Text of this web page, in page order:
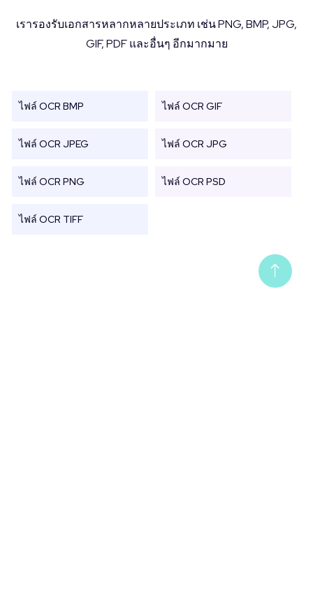
เรารองรับเอกสารหลากหลายประเภท เช่น PNG, BMP, JPG,
GIF, PDF และอื่นๆ อีกมากมาย
ไฟล์ OCR BMP ไฟล์ OCR GIF
ไฟล์ OCR JPEG ไฟล์ OCR JPG
ไฟล์ OCR PNG ไฟล์ OCR PSD
ไฟล์ OCR TIFF